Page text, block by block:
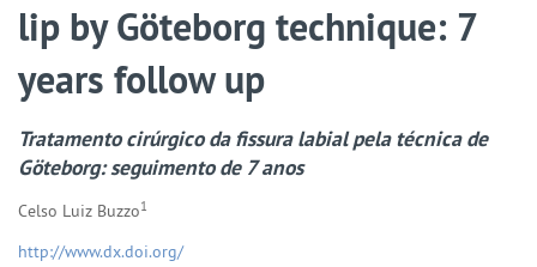
lip by Göteborg technique: 7
years follow up
Tratamento cirúrgico da fissura labial pela técnica de
Göteborg: seguimento de 7 anos
Celso Luiz Buzzo1
http://www.dx.doi.org/